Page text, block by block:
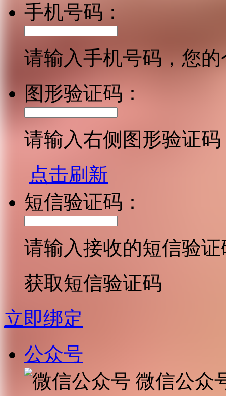
手机号码：
请输入手机号码，您
图形验证码：
请输入右侧图形验证码
点击刷新
短信验证码：
请输入接收的短信验证
获取短信验证码
立即绑定
公众号
微信公众